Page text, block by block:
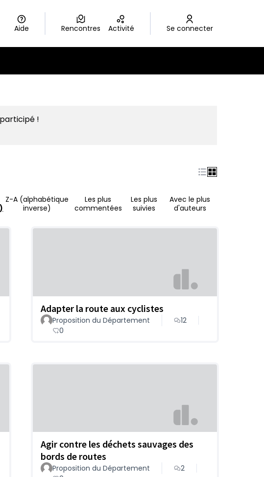
Aide Rencontres Activité Se connecter
!
Z-A (alphabétique
inverse)
Les plus
commentées
Les plus
suivies
Avec le plus
d'auteurs
Adapter la route aux cyclistes
Proposition du Département
12
0
Agir contre les déchets sauvages des
bords de routes
Proposition du Département
2